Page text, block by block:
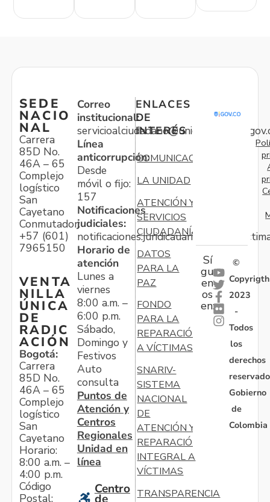
SEDE
NACIO
NAL
Carrera
85D No.
46A – 65
Complejo
logístico
San
Cayetano
Conmutador:
+57 (601)
7965150
VENTA
NILLA
ÚNICA
DE
RADIC
ACIÓN
Bogotá:
Carrera
85D No.
46A – 65
Complejo
logístico
San
Cayetano
Horario:
8:00 a.m. –
4:00 p.m.
Código
Postal:
Correo
institucional:
Línea
anticorrupción:
Desde
móvil o fijo:
157
Notificaciones
judiciales:
Horario de
atención
Lunes a
viernes
8:00 a.m. –
6:00 p.m.
Sábado,
Domingo y
Festivos
Auto
consulta
Puntos de
Atención y
Centros
Regionales
Unidad en
línea
Centro
ENLACES
DE
INTERÉS
COMUNICACIONES
LA UNIDAD
ATENCIÓN Y
SERVICIOS
CIUDADANÍA
DATOS
PARA LA
PAZ
FONDO
PARA LA
REPARACIÓN
A VÍCTIMAS
SNARIV-
SISTEMA
NACIONAL
DE
ATENCIÓN Y
REPARACIÓN
INTEGRAL A
VÍCTIMAS
TRANSPARENCIA
Sí
gu
en
os
en:
©
Copyrigth
2023
-
Todos
los
derechos
Gobierno
de
Colombia